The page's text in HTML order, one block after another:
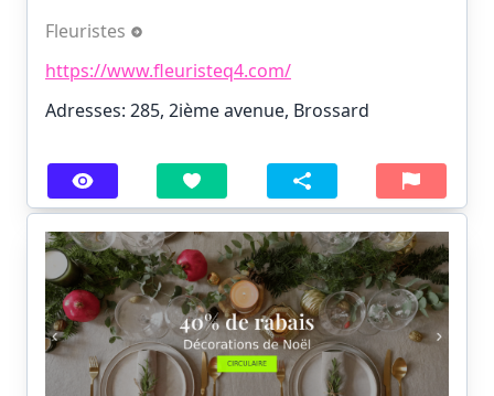
Fleuristes
https://www.fleuristeq4.com/
Adresses: 285, 2ième avenue, Brossard